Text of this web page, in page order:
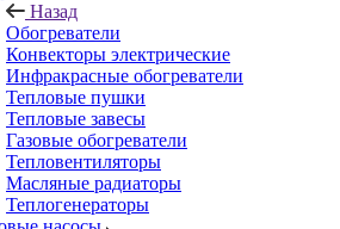
Назад
Обогреватели
Конвекторы электрические
Инфракрасные обогреватели
Тепловые пушки
Тепловые завесы
Газовые обогреватели
Тепловентиляторы
Масляные радиаторы
Теплогенераторы